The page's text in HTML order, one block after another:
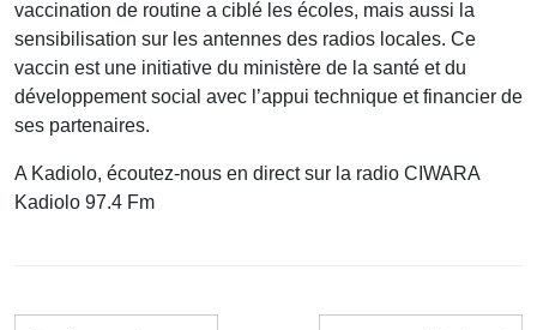
vaccination de routine a ciblé les écoles, mais aussi la
sensibilisation sur les antennes des radios locales. Ce
vaccin est une initiative du ministère de la santé et du
développement social avec l’appui technique et financier de
ses partenaires.
A Kadiolo, écoutez-nous en direct sur la radio CIWARA
Kadiolo 97.4 Fm